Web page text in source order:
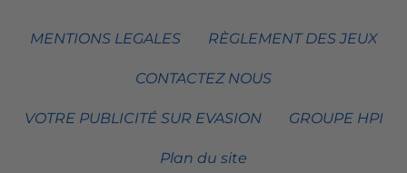
MENTIONS LEGALES RÈGLEMENT DES JEUX
CONTACTEZ NOUS
VOTRE PUBLICITÉ SUR EVASION GROUPE HPI
Plan du site